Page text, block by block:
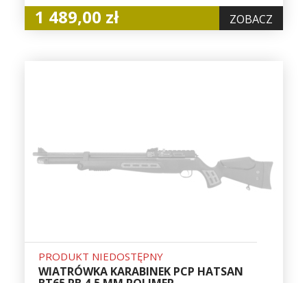
1 489,00 zł ZOBACZ
PRODUKT NIEDOSTĘPNY
WIATRÓWKA KARABINEK PCP HATSAN